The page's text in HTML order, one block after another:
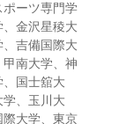
ーツ専門学
金沢星稜大
吉備国際大
南大学、神
国士舘大
、玉川大
大学、東京